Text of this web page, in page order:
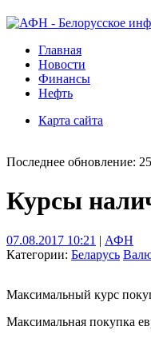
Главная
Новости
Финансы
Нефть
Карта сайта
Последнее обновление:
Курсы
07.08.2017 10:21 | АФН
Категории: Беларусь
Максимальный курс
Максимальная покупка